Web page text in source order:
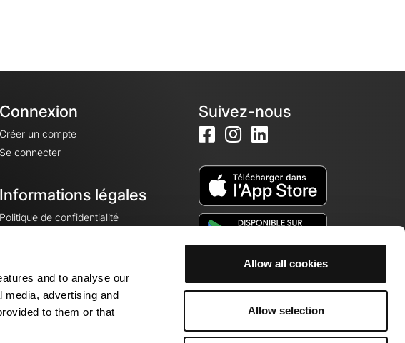
and to analyse our
media, advertising and
to them or that
Allow all cookies
Allow selection
Connexion
Créer un compte
Se connecter
Informations légales
Politique de confidentialité
Mentions légales
Paramètres des cookies
Suivez-nous